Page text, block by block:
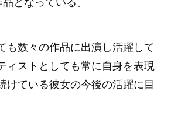
も数々の作品に出演し活躍して
ィストとしても常に自身を表現
けている彼女の今後の活躍に目